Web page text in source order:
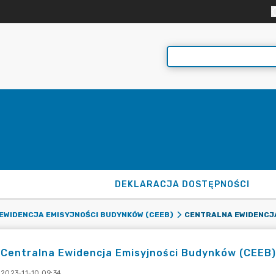
DEKLARACJA DOSTĘPNOŚCI
EMISYJNOŚCI BUDYNKÓW (CEEB)
Centralna Ewidencja Emisyjności Budynków (CEEB)